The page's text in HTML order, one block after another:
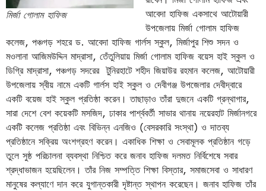
মির্জা গোলাম হাফিজ
আবেদা হাফিজ একসাথে আটোয়ারী
উপজেলায় মির্জা গোলাম হাফিজ
কলেজ, পঞ্চগড় শহরে ড. আবেদা হাফিজ গার্লস স্কুল, মির্জাপুর শিশু সদন ও
মওলানা আজিমউদ্দিন মাদ্রাসা, তেঁতুলিয়ায় মির্জা গোলাম হাফিজ বয়েস হাই স্কুল ও
ডিগ্রি মাদ্রাসা, পঞ্চগড় সদরের টুনিরহাটে শহীদ জিয়াউর রহমান কলেজ, আটোয়ারী
উপজেলায় স্বীয় নামে একটি গার্লস হাই স্কুল ও দেবীগঞ্জ উপজেলার দেবীদ্বারে
একটি বয়েজ হাই স্কুল প্রতিষ্ঠা করেন। তাছাড়াও তাঁরা দুজনে একটি গ্রন্থাগার,
সারা দেশে বেশ কয়েকটি মসজিদ, ঢাকার পার্শ্ববর্তী সাভার থানায় নয়েরহাট মির্জানগরে
একটি কলেজ প্রতিষ্ঠা এবং বিভিন্ন এনজিও (বেসরকারি সংস্থা) ও দাতব্য
প্রতিষ্ঠানে সক্রিয় অংশগ্রহণ করেন। একাধিক শিক্ষা ও সেবামূলক প্রতিষ্ঠান গড়ে
তুলে সুষ্ঠ পরিচালনা ব্যবস্থা নিশ্চিত করে জনাব হাফিজ দলমত নির্বিশেষে সবার
শ্রদ্ধাভাজন হয়েছিলেন। তাঁর নিজ সম্পত্তি শিক্ষা বিস্তার, সমাজসেবা ও সাধারণ
মানুষের কল্যাণে দান করে যুগান্তকারী দৃষ্টান্ত স্থাপন করেছেন। জনাব হাফিজ তাঁর